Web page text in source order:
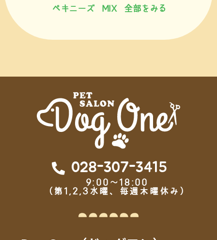
ペキニーズ
MIX 全部をみる
028-307-3415
9:00～18:00
（第1,2,3水曜、毎週木曜休み）